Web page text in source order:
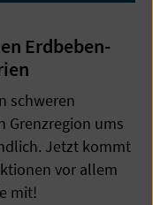
Erdbeben-
schweren
Grenzregion ums
Jetzt kommt
vor allem
mit!